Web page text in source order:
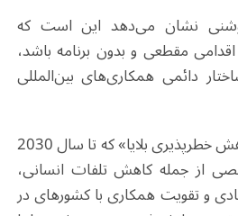
نشان می‌دهد این است که
مقطعی و بدون برنامه باشد،
دائمی همکاری‌های بین‌المللی
«چارچوب سِندای برای کاهش خطرپذیری بلایا» که تا سال 2030
از جمله کاهش تلفات انسانی،
و تقویت همکاری با کشورهای در